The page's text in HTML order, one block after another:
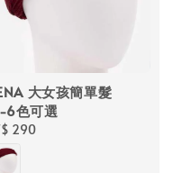
大女孩簡單髮
6色可選
290